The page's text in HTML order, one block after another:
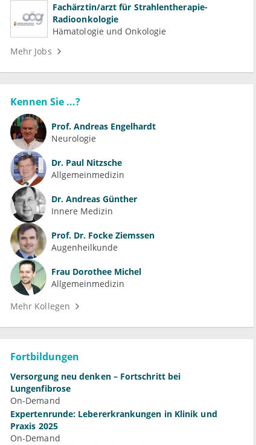
Fachärztin/arzt für Strahlentherapie-
Radioonkologie
Hämatologie und Onkologie
Mehr Jobs
Kennen Sie ...?
Prof. Andreas Engelhardt
Neurologie
Dr. Paul Nitzsche
Allgemeinmedizin
Dr. Andreas Günther
Innere Medizin
Prof. Dr. Focke Ziemssen
Augenheilkunde
Frau Dorothee Michel
Allgemeinmedizin
Mehr Kollegen
Fortbildungen
Versorgung neu denken – Fortschritt bei
Lungenfibrose
On-Demand
Expertenrunde: Lebererkrankungen in Klinik und
Praxis 2025
On-Demand